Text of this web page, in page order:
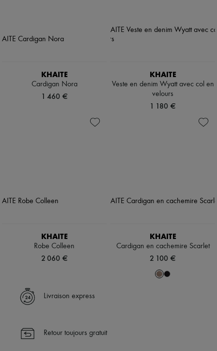
KHAITE
Cardigan Nora
1 460 €
KHAITE
Veste en denim Wyatt avec col en
velours
1 180 €
KHAITE
Robe Colleen
2 060 €
KHAITE
Cardigan en cachemire Scarlet
2 100 €
Livraison express
Retour toujours gratuit